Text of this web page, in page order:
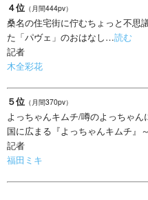
４位 （月間444pv）
桑名の住宅街に佇むちょっと不思
た「パヴェ」のおはなし…読む
記者
木全彩花
５位 （月間370pv）
よっちゃんキムチ/噂のよっちゃ
国に広まる『よっちゃんキムチ』
記者
福田ミキ